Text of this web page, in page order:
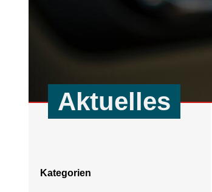
Aktuelles
Kategorien